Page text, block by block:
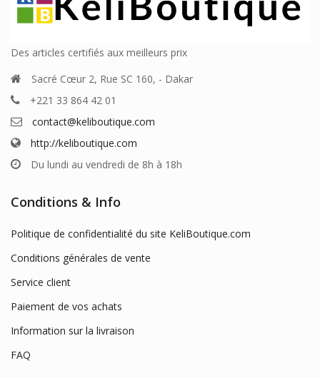
Des articles certifiés aux meilleurs prix
Sacré Cœur 2, Rue SC 160, - Dakar
+221 33 864 42 01
contact@keliboutique.com
http://keliboutique.com
Du lundi au vendredi de 8h à 18h
Conditions & Info
Politique de confidentialité du site KeliBoutique.com
Conditions générales de vente
Service client
Paiement de vos achats
Information sur la livraison
FAQ